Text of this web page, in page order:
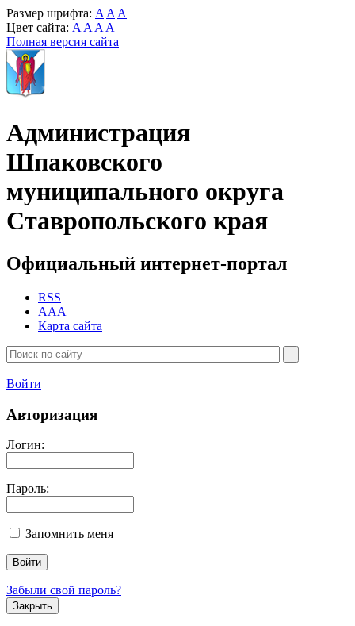
Размер шрифта: A A A
Цвет сайта: A A A A
Полная версия сайта
Администрация
Шпаковского
муниципального округа
Ставропольского края
Официальный интернет-портал
RSS
AAA
Карта сайта
Войти
Авторизация
Логин:
Пароль:
Запомнить меня
Забыли свой пароль?
Закрыть